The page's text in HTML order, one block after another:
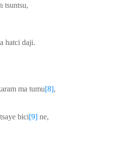
tsuntsu,
hatci daji.
ma tumu[8],
bici[9] ne,